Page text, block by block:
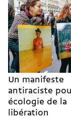
Un manifeste
antiraciste
écologie de la
libération